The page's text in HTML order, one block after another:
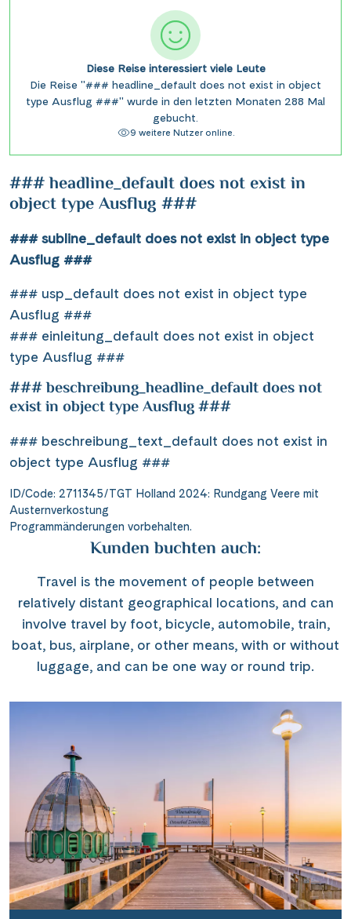
### headline_default does not exist in
object type Ausflug ###
### subline_default does not exist in object type
Ausflug ###
### usp_default does not exist in object type
Ausflug ###
### einleitung_default does not exist in object
type Ausflug ###
### beschreibung_headline_default does not
exist in object type Ausflug ###
### beschreibung_text_default does not exist in
object type Ausflug ###
ID/Code: 2711345/TGT Holland 2024: Rundgang Veere mit
Austernverkostung
Programmänderungen vorbehalten.
Diese Reise interessiert viele Leute
Die Reise "### headline_default does not exist in object
type Ausflug ###" wurde in den letzten Monaten 288 Mal
gebucht.
9 weitere Nutzer online.
Kunden buchten auch:
Travel is the movement of people between
relatively distant geographical locations, and can
involve travel by foot, bicycle, automobile, train,
boat, bus, airplane, or other means, with or without
luggage, and can be one way or round trip.